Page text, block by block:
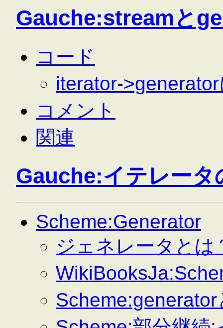
Gauche:streamと
コード
iterator-
コメント
関連
Gauche:イテレータ
Scheme:Generator
ジェネレータとは